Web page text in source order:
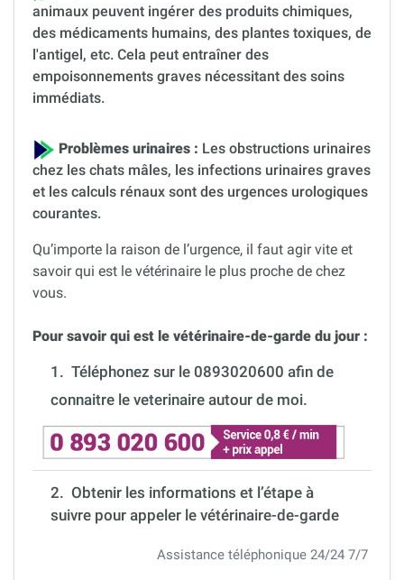
animaux peuvent ingérer des produits chimiques,
des médicaments humains, des plantes toxiques, de
l'antigel, etc. Cela peut entraîner des
empoisonnements graves nécessitant des soins
immédiats.
Problèmes urinaires : Les obstructions urinaires
chez les chats mâles, les infections urinaires graves
et les calculs rénaux sont des urgences urologiques
courantes.
Qu’importe la raison de l’urgence, il faut agir vite et
savoir qui est le vétérinaire le plus proche de chez
vous.
Pour savoir qui est le vétérinaire-de-garde du jour :
1. Téléphonez sur le 0893020600 afin de
connaitre le veterinaire autour de moi.
2. Obtenir les informations et l’étape à
suivre pour appeler le vétérinaire-de-garde
Assistance téléphonique 24/24 7/7